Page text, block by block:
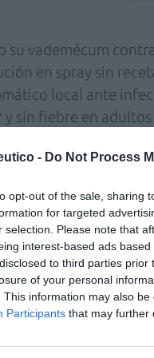
- Do Not Process
opt-out of the sale, sharing
for targeted
selection. Please note that
interest-based ads
to third parties
of your personal
This information may also
Participants that may further
vademécum
en spray sin
local ante
sin fiebre en
local; y
Con esta
para combatir la
fácil de usar y
entre los 12 y 15
veces al día. A